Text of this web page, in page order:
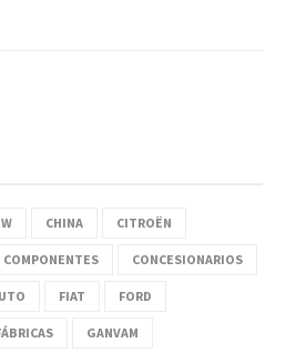
CHINA CITROËN
COMPONENTES CONCESIONARIOS
FIAT FORD
GANVAM